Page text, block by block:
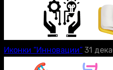
Иконки “Инновации” 31